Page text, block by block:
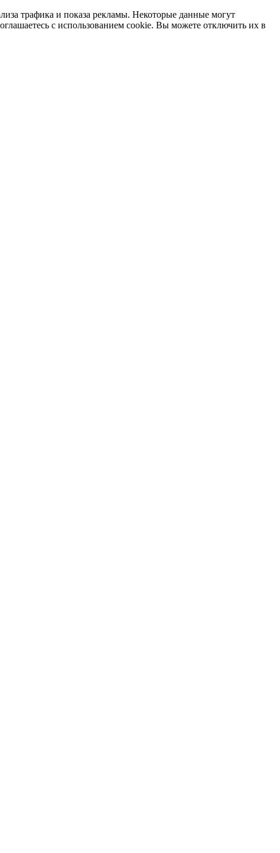
трафика и показа рекламы. Некоторые данные могут
с использованием cookie. Вы можете отключить их в